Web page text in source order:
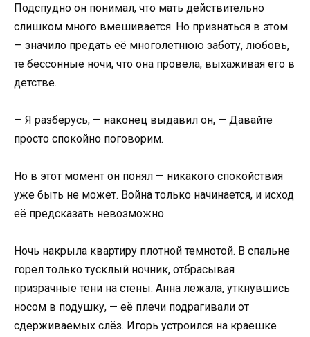
Подспудно он понимал, что мать действительно
слишком много вмешивается. Но признаться в этом
— значило предать её многолетнюю заботу, любовь,
те бессонные ночи, что она провела, выхаживая его в
детстве.
— Я разберусь, — наконец выдавил он, — Давайте
просто спокойно поговорим.
Но в этот момент он понял — никакого спокойствия
уже быть не может. Война только начинается, и исход
её предсказать невозможно.
Ночь накрыла квартиру плотной темнотой. В спальне
горел только тусклый ночник, отбрасывая
призрачные тени на стены. Анна лежала, уткнувшись
носом в подушку, — её плечи подрагивали от
сдерживаемых слёз. Игорь устроился на краешке